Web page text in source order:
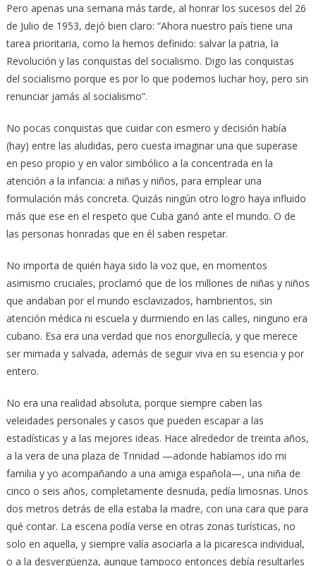
Pero apenas una semana más tarde, al honrar los sucesos del 26
de Julio de 1953, dejó bien claro: “Ahora nuestro país tiene una
tarea prioritaria, como la hemos definido: salvar la patria, la
Revolución y las conquistas del socialismo. Digo las conquistas
del socialismo porque es por lo que podemos luchar hoy, pero sin
renunciar jamás al socialismo”.
No pocas conquistas que cuidar con esmero y decisión había
(hay) entre las aludidas, pero cuesta imaginar una que superase
en peso propio y en valor simbólico a la concentrada en la
atención a la infancia: a niñas y niños, para emplear una
formulación más concreta. Quizás ningún otro logro haya influido
más que ese en el respeto que Cuba ganó ante el mundo. O de
las personas honradas que en él saben respetar.
No importa de quién haya sido la voz que, en momentos
asimismo cruciales, proclamó que de los millones de niñas y niños
que andaban por el mundo esclavizados, hambrientos, sin
atención médica ni escuela y durmiendo en las calles, ninguno era
cubano. Esa era una verdad que nos enorgullecía, y que merece
ser mimada y salvada, además de seguir viva en su esencia y por
entero.
No era una realidad absoluta, porque siempre caben las
veleidades personales y casos que pueden escapar a las
estadísticas y a las mejores ideas. Hace alrededor de treinta años,
a la vera de una plaza de Trinidad —adonde habíamos ido mi
familia y yo acompañando a una amiga española—, una niña de
cinco o seis años, completamente desnuda, pedía limosnas. Unos
dos metros detrás de ella estaba la madre, con una cara que para
qué contar. La escena podía verse en otras zonas turísticas, no
solo en aquella, y siempre valía asociarla a la picaresca individual,
o a la desvergüenza, aunque tampoco entonces debía resultarles